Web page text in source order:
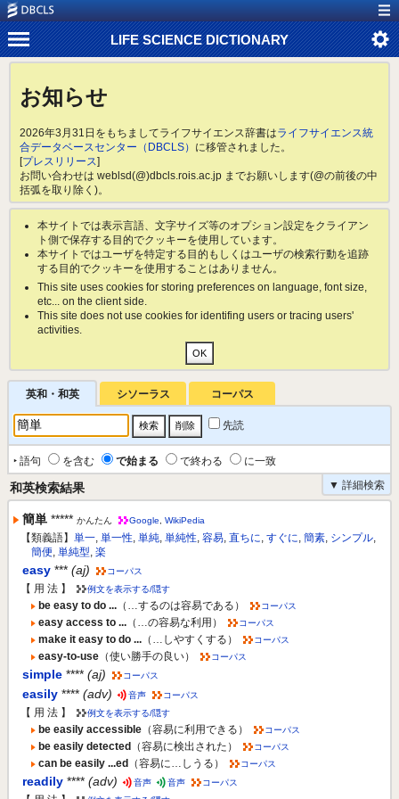
LIFE SCIENCE DICTIONARY
お知らせ
2026年3月31日をもちましてライフサイエンス辞書はライフサイエンス統
合データベースセンター（DBCLS） に移管されました。
[プレスリリース]
お問い合わせは weblsd(@)dbcls.rois.ac.jp までお願いします(@の前後の中
括弧を取り除く)。
本サイトでは表示言語、文字サイズ等のオプション設定をクライアン
ト側で保存する目的でクッキーを使用しています。
本サイトではユーザを特定する目的もしくはユーザの検索行動を追跡
する目的でクッキーを使用することはありません。
This site uses cookies for storing preferences on language, font size,
etc... on the client side.
This site does not use cookies for identifing users or tracing users'
activities.
英和・和英 シソーラス コーパス
先読
‣ 語句 を含む で始まる で終わる
に一致
▼ 詳細検索
和英検索結果
簡単 ***** かんたん Google WikiPedia
【類義語】 単一, 単一性, 単純, 単純性, 容易, 直ちに, すぐに, 簡素, シンプル,
簡便, 単純型, 楽
easy *** (aj) コーパス
【 用 法 】 例文を表示する/隠す
be easy to do ... （…するのは容易である） コーパス
easy access to ... （…の容易な利用） コーパス
make it easy to do ... （…しやすくする） コーパス
easy-to-use （使い勝手の良い） コーパス
simple **** (aj) コーパス
easily **** (adv) 音声 コーパス
【 用 法 】 例文を表示する/隠す
be easily accessible （容易に利用できる） コーパス
be easily detected （容易に検出された） コーパス
can be easily ...ed （容易に…しうる） コーパス
readily **** (adv) 音声 音声 コーパス